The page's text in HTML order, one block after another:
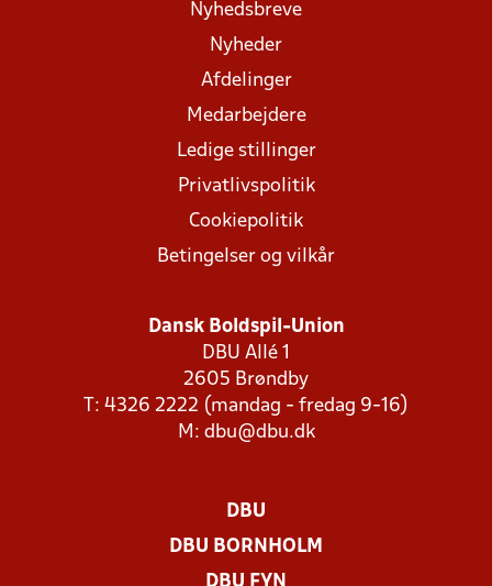
Nyhedsbreve
Nyheder
Afdelinger
Medarbejdere
Ledige stillinger
Privatlivspolitik
Cookiepolitik
Betingelser og vilkår
Dansk Boldspil-Union
DBU Allé 1
2605 Brøndby
T: 4326 2222 (mandag - fredag 9-16)
M: dbu@dbu.dk
DBU
DBU BORNHOLM